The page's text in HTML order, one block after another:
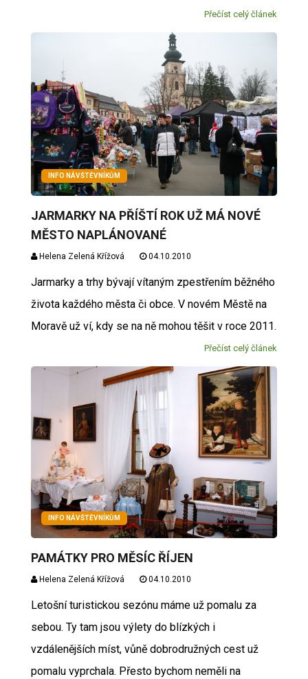
Přečíst celý článek
INFO NÁVŠTĚVNÍKŮM
JARMARKY NA PŘÍŠTÍ ROK UŽ MÁ NOVÉ
MĚSTO NAPLÁNOVANÉ
Helena Zelená Křížová 04.10.2010
Jarmarky a trhy bývají vítaným zpestřením běžného
života každého města či obce. V novém Městě na
Moravě už ví, kdy se na ně mohou těšit v roce 2011.
Přečíst celý článek
INFO NÁVŠTĚVNÍKŮM
PAMÁTKY PRO MĚSÍC ŘÍJEN
Helena Zelená Křížová 04.10.2010
Letošní turistickou sezónu máme už pomalu za
sebou. Ty tam jsou výlety do blízkých i
vzdálenějších míst, vůně dobrodružných cest už
pomalu vyprchala. Přesto bychom neměli na